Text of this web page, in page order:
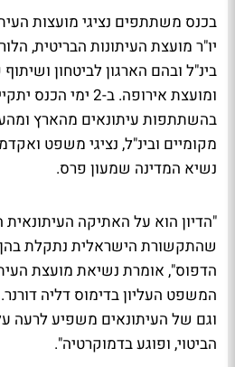
יו"ר מועצת העיתונות הבריטית,
בינ"ל ובהם הארגון לביטחון
בהשתתפות עיתונאים מהארץ
מקומיים ובינ"ל, נציגי משפט
נשיא המדינה שמעון פרס.
"הדיון הוא על האתיקה
שהתקשורת הישראלית נתקלת
הדפוס", אומרת נשיאת מועצת
המשפט העליון בדימוס דליה דורנר
וגם של העיתונאים משפיע לרעה
הביטוי, ופוגע בדמוקרטיה".